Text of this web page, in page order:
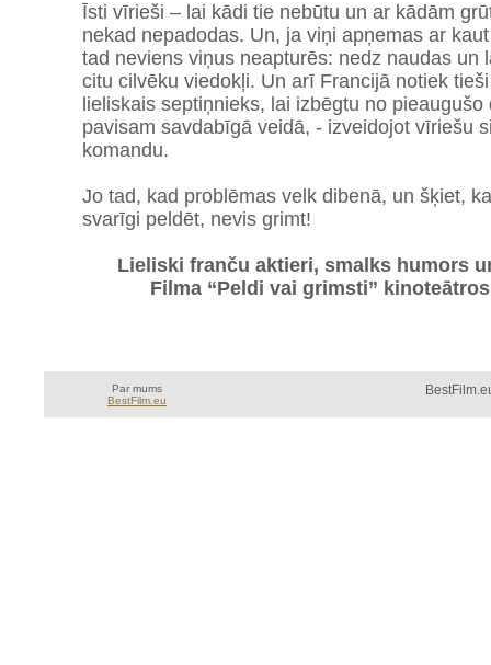
Īsti vīrieši – lai kādi tie nebūtu un ar kādām
nekad nepadodas. Un, ja viņi apņemas ar
tad neviens viņus neapturēs: nedz naudas un
citu cilvēku viedokļi. Un arī Francijā notiek
lieliskais septiņnieks, lai izbēgtu no
pavisam savdabīgā veidā, - izveidojot vīriešu
komandu.
Jo tad, kad problēmas velk dibenā, un šķiet,
svarīgi peldēt, nevis grimt!
Lieliski franču aktieri, smalks humors
Filma “Peldi vai grimsti”
Par mums
BestFilm.eu